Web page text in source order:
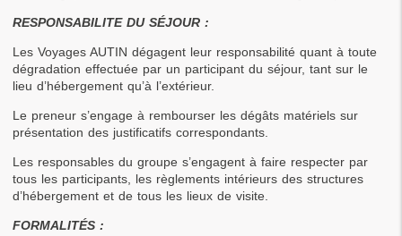
RESPONSABILITE DU SÉJOUR :
Les Voyages AUTIN dégagent leur responsabilité quant à toute
dégradation effectuée par un participant du séjour, tant sur le
lieu d’hébergement qu’à l’extérieur.
Le preneur s’engage à rembourser les dégâts matériels sur
présentation des justificatifs correspondants.
Les responsables du groupe s’engagent à faire respecter par
tous les participants, les règlements intérieurs des structures
d’hébergement et de tous les lieux de visite.
FORMALITÉS :